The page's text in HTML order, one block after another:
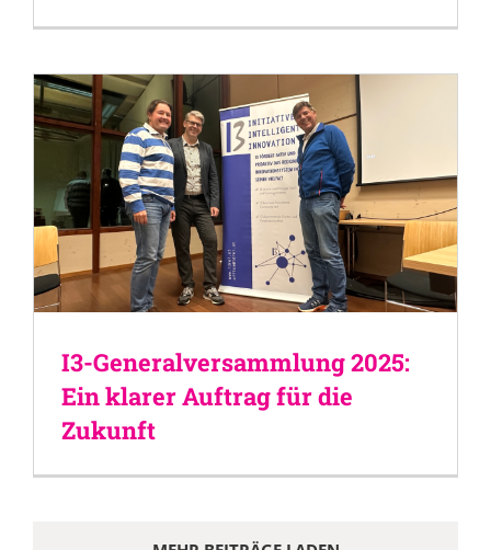
I3-Generalversammlung 2025:
Ein klarer Auftrag für die
Zukunft